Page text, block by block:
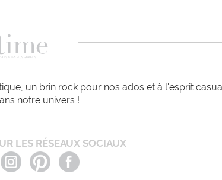
un brin rock pour nos ados et à l'esprit
notre univers !
LES RÉSEAUX SOCIAUX